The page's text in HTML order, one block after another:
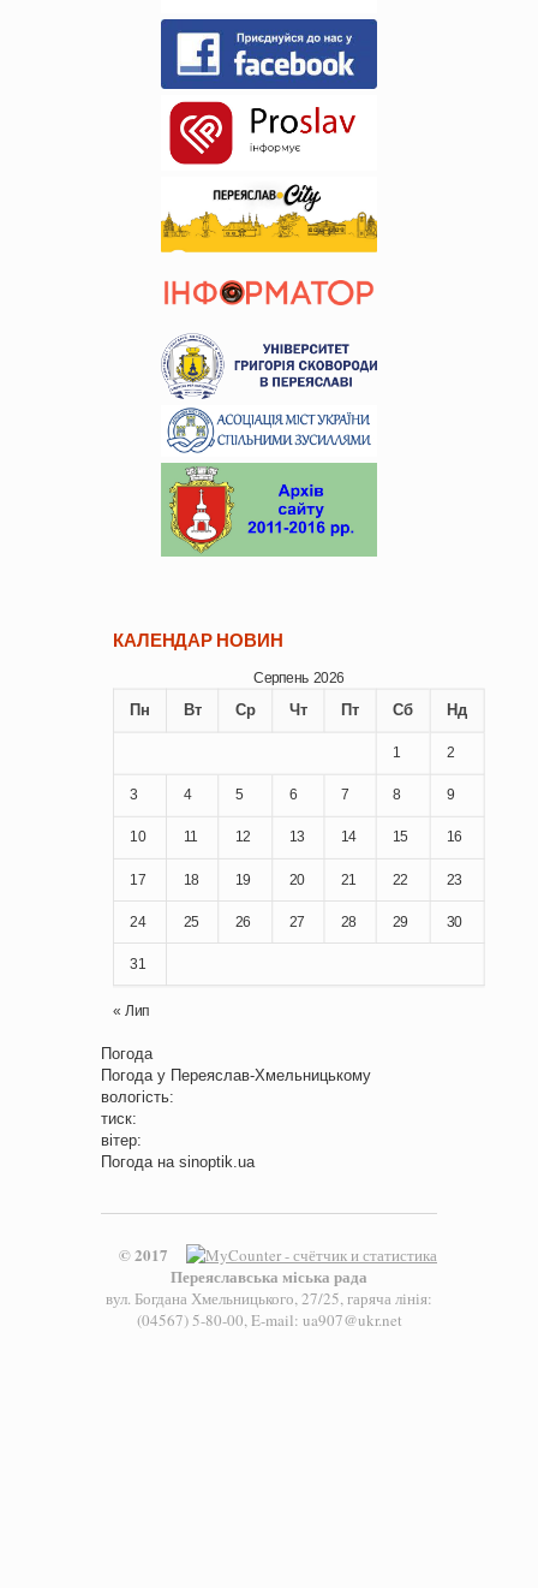
КАЛЕНДАР НОВИН
Серпень 2026
Пн Вт Ср Чт Пт Сб Нд
1 2
3 4 5 6 7 8 9
10 11 12 13 14 15 16
17 18 19 20 21 22 23
24 25 26 27 28 29 30
31
« Лип
Погода
Погода у Переяслав-Хмельницькому
вологість:
тиск:
вітер:
Погода на sinoptik.ua
© 2017
Переяславська міська рада
вул. Богдана Хмельницького, 27/25, гаряча лінія:
(04567) 5-80-00, E-mail: ua907@ukr.net